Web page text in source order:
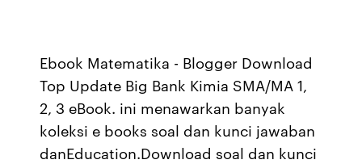
Ebook Matematika - Blogger Download
Top Update Big Bank Kimia SMA/MA 1,
2, 3 eBook. ini menawarkan banyak
koleksi e books soal dan kunci jawaban
danEducation.Download soal dan kunci